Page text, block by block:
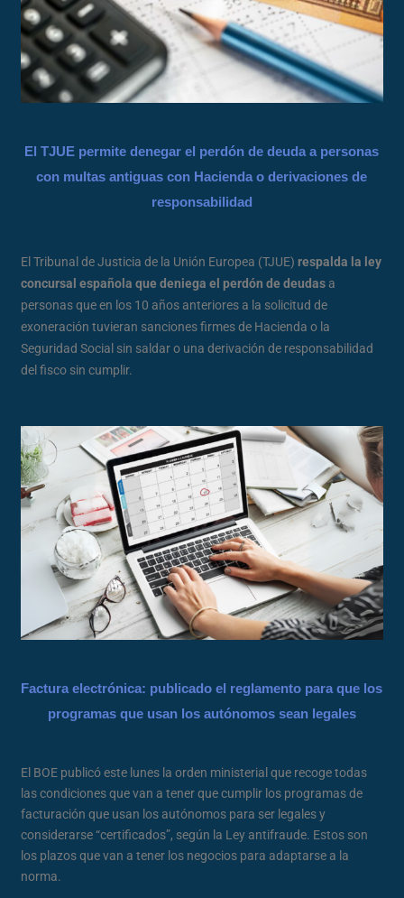
El TJUE permite denegar el perdón de deuda a personas
con multas antiguas con Hacienda o derivaciones de
responsabilidad
El Tribunal de Justicia de la Unión Europea (TJUE)respalda la ley
concursal española que deniega el perdón de deudasa
personas que en los 10 años anteriores a la solicitud de
exoneración tuvieran sanciones firmes de Hacienda o la
Seguridad Social sin saldar o una derivación de responsabilidad
del fisco sin cumplir.
Factura electrónica: publicado el reglamento para que los
programas que usan los autónomos sean legales
El BOE publicó este lunes la orden ministerial que recoge todas
las condiciones que van a tener que cumplir los programas de
facturación que usan los autónomos para ser legales y
considerarse “certificados”, según la Ley antifraude. Estos son
los plazos que van a tener los negocios para adaptarse a la
norma.